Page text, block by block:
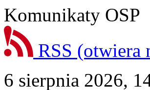
Komunikaty OSP
RSS (otwiera
6 sierpnia 2026,